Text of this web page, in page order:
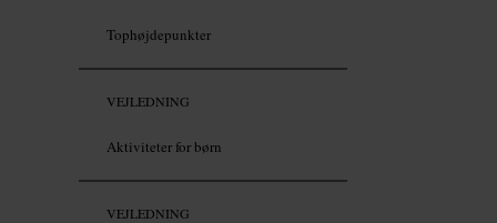
Tophøjdepunkter
VEJLEDNING
Aktiviteter for børn
VEJLEDNING